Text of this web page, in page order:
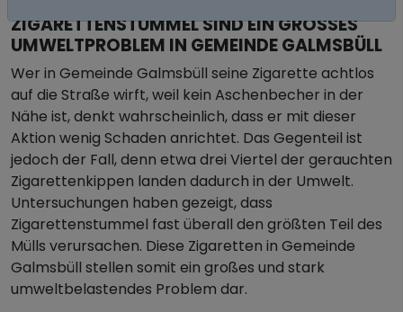
ZIGARETTENSTUMMEL SIND EIN GROSSES U
MWELTPROBLEM IN GEMEINDE GALMSBÜLL
Wer in Gemeinde Galmsbüll seine Zigarette achtlos
auf die Straße wirft, weil kein Aschenbecher in der
Nähe ist, denkt wahrscheinlich, dass er mit dieser
Aktion wenig Schaden anrichtet. Das Gegenteil ist
jedoch der Fall, denn etwa drei Viertel der gerauchten
Zigarettenkippen landen dadurch in der Umwelt.
Untersuchungen haben gezeigt, dass
Zigarettenstummel fast überall den größten Teil des
Mülls verursachen. Diese Zigaretten in Gemeinde
Galmsbüll stellen somit ein großes und stark
umweltbelastendes Problem dar.